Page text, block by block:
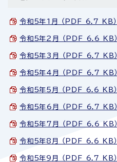
令和5年1月 （PDF 6.7 KB）
令和5年2月 （PDF 6.6 KB）
令和5年3月 （PDF 6.7 KB）
令和5年4月 （PDF 6.7 KB）
令和5年5月 （PDF 6.6 KB）
令和5年6月 （PDF 6.7 KB）
令和5年7月 （PDF 6.6 KB）
令和5年8月 （PDF 6.6 KB）
令和5年9月 （PDF 6.7 KB）